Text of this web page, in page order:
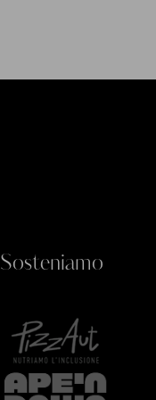
Sosteniamo